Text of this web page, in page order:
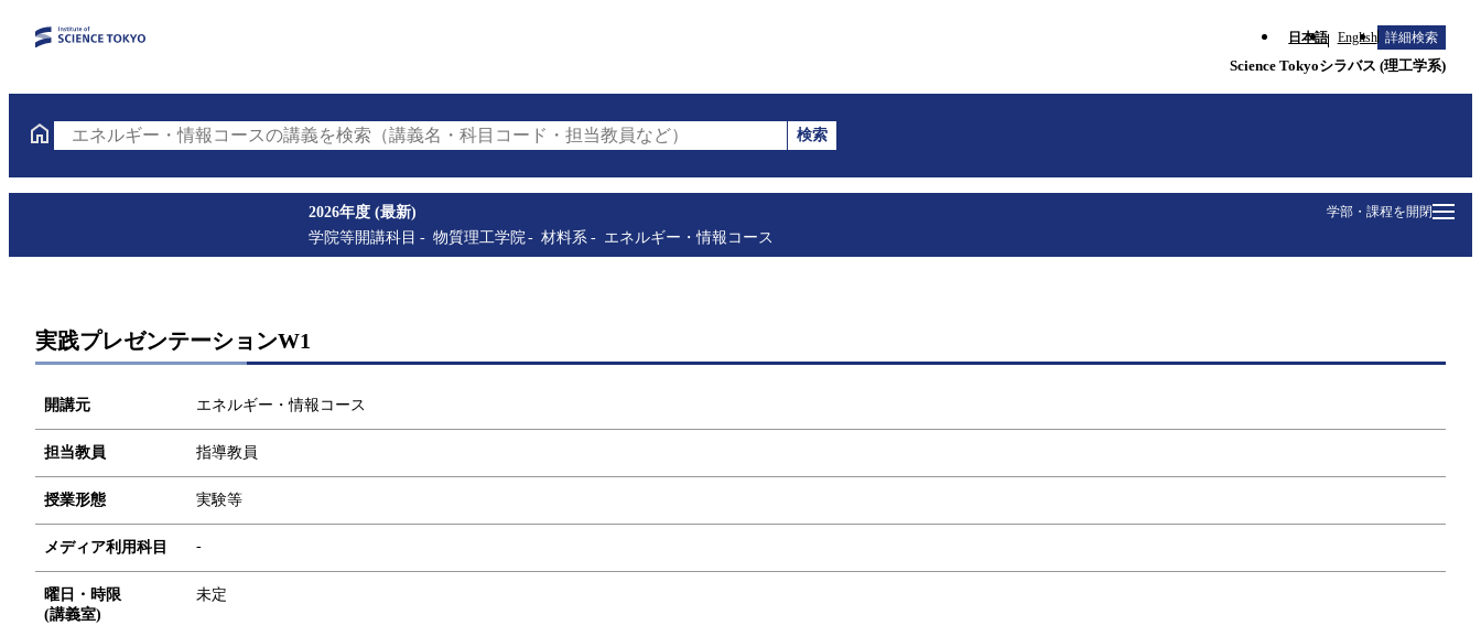
日本語 English 詳細検索
Science Tokyoシラバス (理工学系)
エネルギー・情報コースの講義を検索（講義名・科目コード・担当教員など）
検索
学部・課程を開閉
2026年度 (最新)
学院等開講科目
物質理工学院 材料系 エネルギー・情報コース
実践プレゼンテーションW1
開講元 エネルギー・情報コース
担当教員 指導教員
授業形態 実験等
メディア利用科目 -
曜日・時限
(講義室)
未定